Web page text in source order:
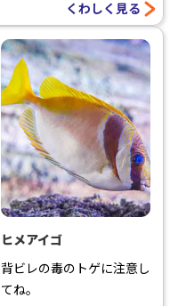
くわしく見る
ヒメアイゴ
背ビレの毒のトゲに注意し
てね。